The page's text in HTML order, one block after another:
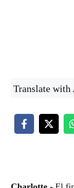
Translate with